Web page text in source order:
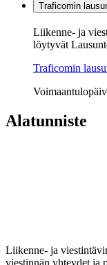
Traficomin
Liikenne- ja
löytyvät
Traficomin
Alatunniste
Liikenne- ja
viestinnän yhteydet ja